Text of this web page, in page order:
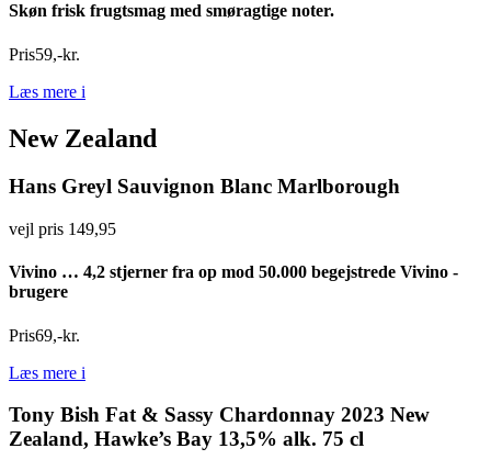
Skøn frisk frugtsmag med smøragtige noter.
Pris59,-kr.
Læs mere i
New Zealand
Hans Greyl Sauvignon Blanc Marlborough
vejl pris 149,95
Vivino … 4,2 stjerner fra op mod 50.000 begejstrede Vivino -
brugere
Pris69,-kr.
Læs mere i
Tony Bish Fat & Sassy Chardonnay 2023 New
Zealand, Hawke’s Bay 13,5% alk. 75 cl